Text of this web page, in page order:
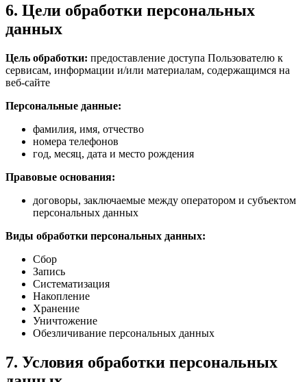
6. Цели обработки персональных
данных
Цель обработки: предоставление доступа Пользователю к
сервисам, информации и/или материалам, содержащимся на
веб-сайте
Персональные данные:
фамилия, имя, отчество
номера телефонов
год, месяц, дата и место рождения
Правовые основания:
договоры, заключаемые между оператором и субъектом
персональных данных
Виды обработки персональных данных:
Сбор
Запись
Систематизация
Накопление
Хранение
Уничтожение
Обезличивание персональных данных
7. Условия обработки персональных